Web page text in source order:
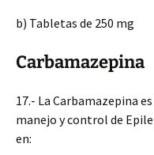
b) Tabletas de 250 mg
Carbamazepina
17.- La Carbamazepina
manejo y control de
en: